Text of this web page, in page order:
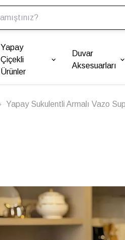
Yapay
Çiçekli
Ürünler
Duvar
Aksesuarları
Yapay Sukulentli Armalı Vazo